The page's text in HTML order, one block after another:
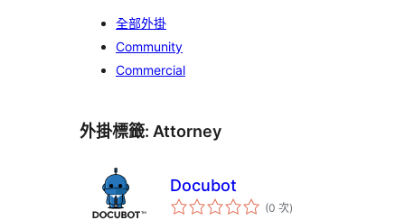
全部外掛
Community
Commercial
外掛標籤: Attorney
Docubot
(0 次評
分)